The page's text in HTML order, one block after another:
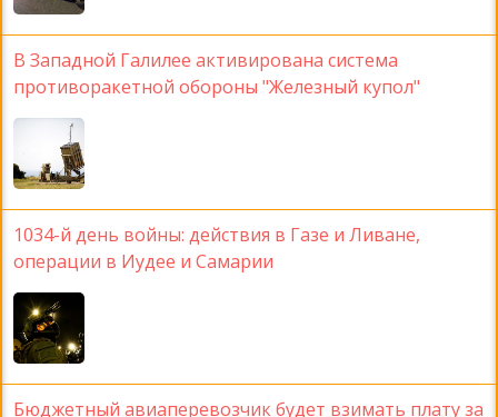
В Западной Галилее активирована система
противоракетной обороны "Железный купол"
1034-й день войны: действия в Газе и Ливане,
операции в Иудее и Самарии
Бюджетный авиаперевозчик будет взимать плату за